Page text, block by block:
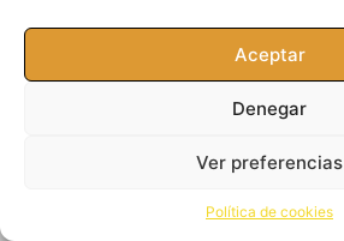
Aceptar
Denegar
Ver preferencias
Política de cookies
Automatizador de Precios